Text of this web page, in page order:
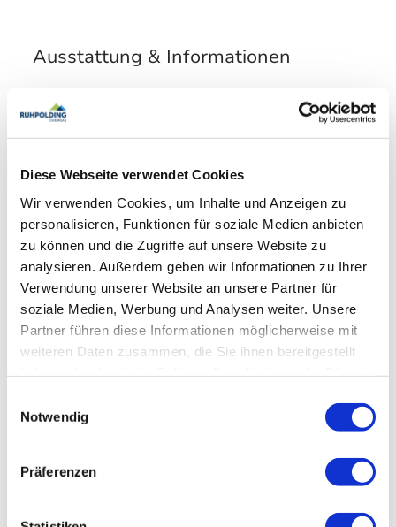
Diese Webseite verwendet Cookies
Wir verwenden Cookies, um Inhalte und Anzeigen zu
personalisieren, Funktionen für soziale Medien anbieten
zu können und die Zugriffe auf unsere Website zu
analysieren. Außerdem geben wir Informationen zu Ihrer
Verwendung unserer Website an unsere Partner für
soziale Medien, Werbung und Analysen weiter. Unsere
Partner führen diese Informationen möglicherweise mit
weiteren Daten zusammen, die Sie ihnen bereitgestellt
Notwendig
Präferenzen
Ausstattung & Informationen
An- und Abreise
Services
Abholung vom Bahnhof
kostenloser Parkplatz
Parkplatz am Haus
Familienangebote
Schlittenverleih
Brettspiele/Puzzle
Kostenfreies Babybett von 0-2 Jahren
Zahlungsoptionen vor Ort
Ausschließlich Barzahlung
Tagung & Konferenz
In der Nähe
Ausstattung
Richtlinien